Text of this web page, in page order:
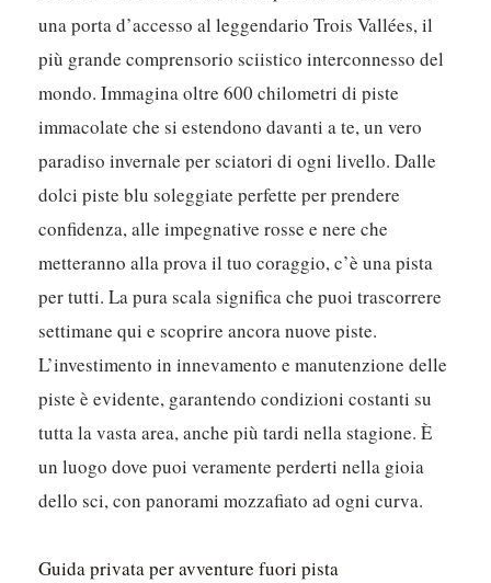
una porta d’accesso al leggendario Trois Vallées, il
più grande comprensorio sciistico interconnesso del
mondo. Immagina oltre 600 chilometri di piste
immacolate che si estendono davanti a te, un vero
paradiso invernale per sciatori di ogni livello. Dalle
dolci piste blu soleggiate perfette per prendere
confidenza, alle impegnative rosse e nere che
metteranno alla prova il tuo coraggio, c’è una pista
per tutti. La pura scala significa che puoi trascorrere
settimane qui e scoprire ancora nuove piste.
L’investimento in innevamento e manutenzione delle
piste è evidente, garantendo condizioni costanti su
tutta la vasta area, anche più tardi nella stagione. È
un luogo dove puoi veramente perderti nella gioia
dello sci, con panorami mozzafiato ad ogni curva.
Guida privata per avventure fuori pista